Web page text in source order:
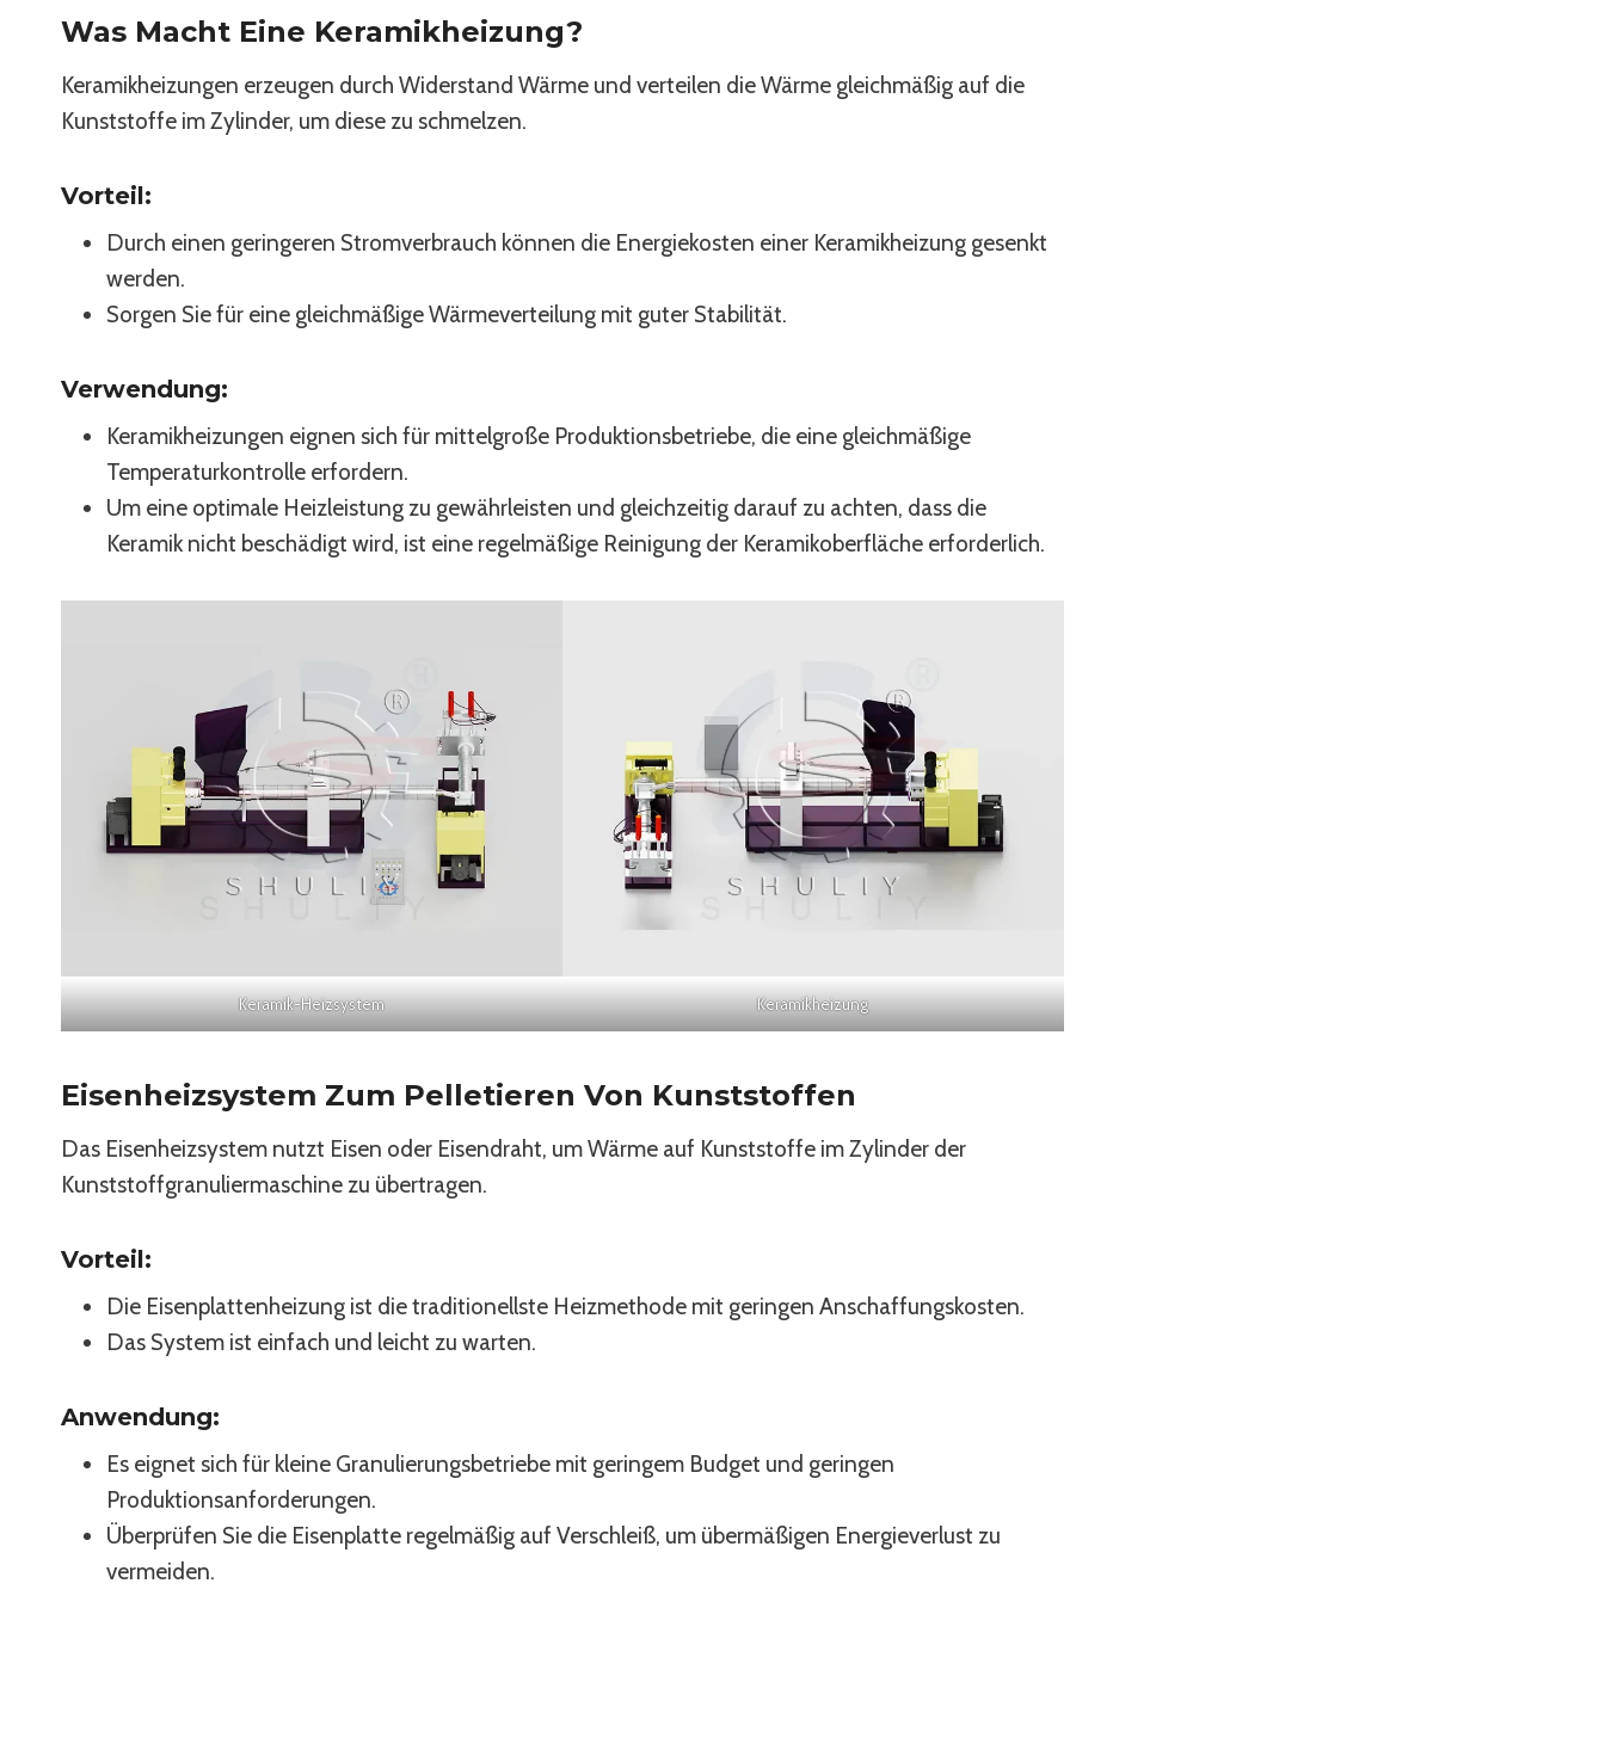
Was Macht Eine Keramikheizung?
Keramikheizungen erzeugen durch Widerstand Wärme und verteilen die Wärme gleichmäßig auf die
Kunststoffe im Zylinder, um diese zu schmelzen.
Vorteil:
Durch einen geringeren Stromverbrauch können die Energiekosten einer Keramikheizung gesenkt
werden.
Sorgen Sie für eine gleichmäßige Wärmeverteilung mit guter Stabilität.
Verwendung:
Keramikheizungen eignen sich für mittelgroße Produktionsbetriebe, die eine gleichmäßige
Temperaturkontrolle erfordern.
Um eine optimale Heizleistung zu gewährleisten und gleichzeitig darauf zu achten, dass die
Keramik nicht beschädigt wird, ist eine regelmäßige Reinigung der Keramikoberfläche erforderlich.
Keramik-Heizsystem Keramikheizung
Eisenheizsystem Zum Pelletieren Von Kunststoffen
Das Eisenheizsystem nutzt Eisen oder Eisendraht, um Wärme auf Kunststoffe im Zylinder der
Kunststoffgranuliermaschine zu übertragen.
Vorteil:
Die Eisenplattenheizung ist die traditionellste Heizmethode mit geringen Anschaffungskosten.
Das System ist einfach und leicht zu warten.
Anwendung:
Es eignet sich für kleine Granulierungsbetriebe mit geringem Budget und geringen
Produktionsanforderungen.
Überprüfen Sie die Eisenplatte regelmäßig auf Verschleiß, um übermäßigen Energieverlust zu
vermeiden.